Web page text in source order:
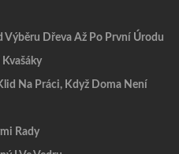
Výběru Dřeva Až Po První Úrodu
Kvašáky
Na Práci, Když Doma Není
Rady